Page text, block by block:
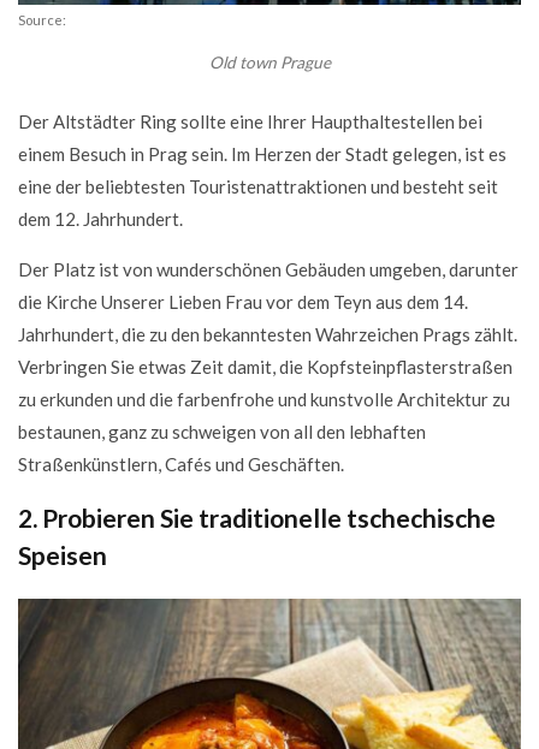
Andere Aktivitäten in Prag
Source:
Old town Prague
Der Altstädter Ring sollte eine Ihrer Haupthaltestellen bei
einem Besuch in Prag sein. Im Herzen der Stadt gelegen, ist es
eine der beliebtesten Touristenattraktionen und besteht seit
dem 12. Jahrhundert.
Der Platz ist von wunderschönen Gebäuden umgeben, darunter
die Kirche Unserer Lieben Frau vor dem Teyn aus dem 14.
Jahrhundert, die zu den bekanntesten Wahrzeichen Prags zählt.
Verbringen Sie etwas Zeit damit, die Kopfsteinpflasterstraßen
zu erkunden und die farbenfrohe und kunstvolle Architektur zu
bestaunen, ganz zu schweigen von all den lebhaften
Straßenkünstlern, Cafés und Geschäften.
2. Probieren Sie traditionelle tschechische
Speisen